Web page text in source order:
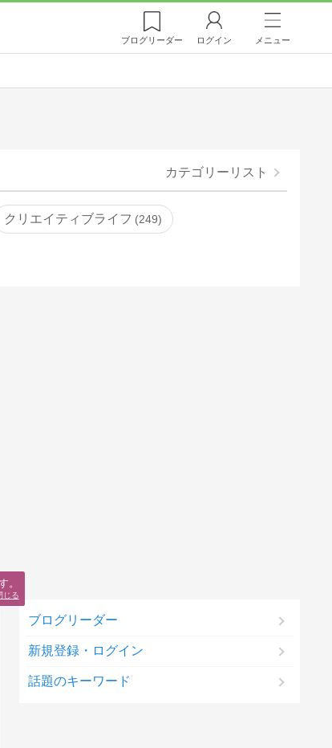
ブログリーダー ログイン メニュー
カテゴリーリスト
クリエイティブライフ 249
ブログリーダー
新規登録・ログイン
話題のキーワード
。
じる